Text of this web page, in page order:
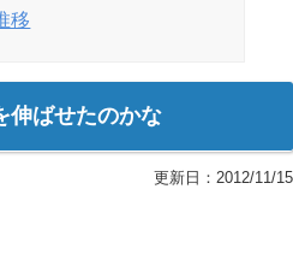
移
伸ばせたのかな
更新日： 2012/11/15